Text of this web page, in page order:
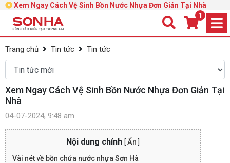
Xem Ngay Cách Vệ Sinh Bồn Nước Nhựa Đơn Giản Tại Nhà
1
Trang chủ Tin tức Tin tức
Xem Ngay Cách Vệ Sinh Bồn Nước Nhựa Đơn Giản Tại
Nhà
04-07-2024, 9:48 am
Nội dung chính [Ẩn
Vài nét về bồn chứa nước nhựa Sơn Hà